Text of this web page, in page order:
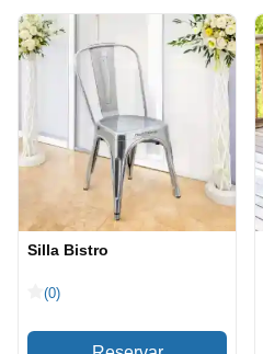
Silla Bistro
(0)